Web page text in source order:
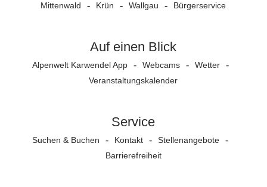
Mittenwald Krün Wallgau Bürgerservice
Auf einen Blick
Alpenwelt Karwendel App Webcams
Wetter
Veranstaltungs­kalender
Service
Suchen & Buchen Kontakt
Stellenangebote
Barrierefreiheit